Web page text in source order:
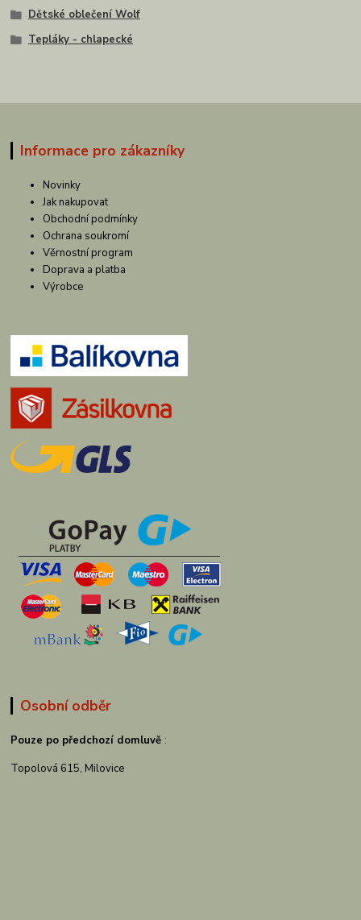
Dětské oblečení Wolf
Tepláky - chlapecké
Informace pro zákazníky
Novinky
Jak nakupovat
Obchodní podmínky
Ochrana soukromí
Věrnostní program
Doprava a platba
Výrobce
Osobní odběr
Pouze po předchozí domluvě :
Topolová 615, Milovice